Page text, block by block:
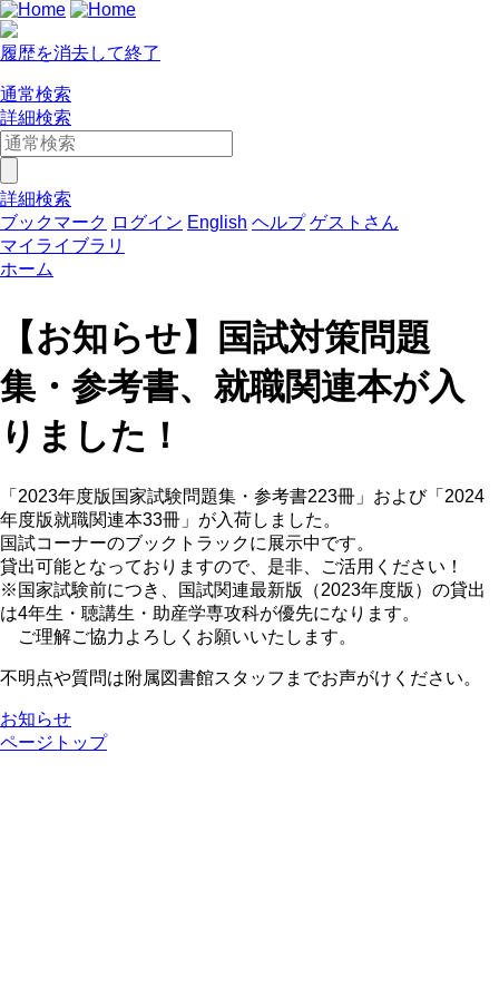
履歴を消去して終了
通常検索
詳細検索
詳細検索
ブックマーク ログイン English ヘルプ ゲストさん
マイライブラリ
ホーム
【お知らせ】国試対策問題
集・参考書、就職関連本が入
りました！
「2023年度版国家試験問題集・参考書223冊」および「2024
年度版就職関連本33冊」が入荷しました。
国試コーナーのブックトラックに展示中です。
貸出可能となっておりますので、是非、ご活用ください！
※国家試験前につき、国試関連最新版（2023年度版）の貸出
は4年生・聴講生・助産学専攻科が優先になります。
ご理解ご協力よろしくお願いいたします。
不明点や質問は附属図書館スタッフまでお声がけください。
お知らせ
ページトップ